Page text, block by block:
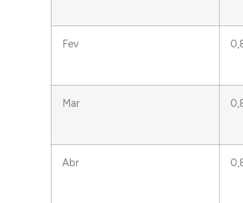
Fev
Mar
Abr